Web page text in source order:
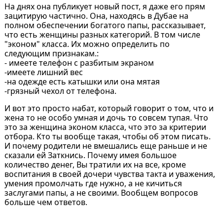
На днях она публикует новый пост, я даже его прям
зацитирую частично. Она, находясь в Дубае на
полном обеспечении богатого папы, рассказывает,
что есть женщины разных категорий. В том числе
"эконом" класса. Их можно определить по
следующим признакам.:
- имеете телефон с разбитым экраном
-имеете лишний вес
-на одежде есть катышки или она мятая
-грязный чехол от телефона.
И вот это просто набат, который говорит о том, что и
жена то не особо умная и дочь то совсем тупая. Что
это за женщина эконом класса, что это за критерии
отбора. Кто ты вообще такая, чтобы об этом писать.
И почему родители не вмешались еще раньше и не
сказали ей Заткнись. Почему имея большое
количество денег, Вы тратили их на все, кроме
воспитания в своей дочери чувства такта и уважения,
умения промолчать где нужно, а не кичиться
заслугами папы, а не своими. Вообщем вопросов
больше чем ответов.